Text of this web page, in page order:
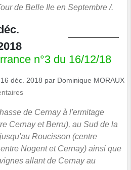
de Belle Ile en Septembre /.
n°3 du 16/12/18
16 déc. 2018 par Dominique MORAUX
de Cernay à l'ermitage
Cernay et Berru), au Sud de la
Roucisson (centre
Nogent et Cernay) ainsi que
allant de Cernay au